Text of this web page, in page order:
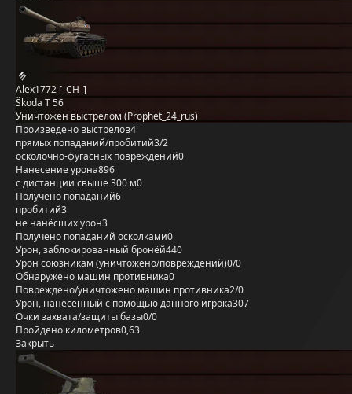
Alex1772 [_CH_]
Škoda T 56
Уничтожен выстрелом (Prophet_24_rus)
Произведено выстрелов4
прямых попаданий/пробитий3/2
осколочно-фугасных повреждений0
Нанесение урона896
с дистанции свыше 300 м0
Получено попаданий6
пробитий3
не нанёсших урон3
Получено попаданий осколками0
Урон, заблокированный бронёй440
Урон союзникам (уничтожено/повреждений)0/0
Обнаружено машин противника0
Повреждено/уничтожено машин противника2/0
Урон, нанесённый с помощью данного игрока307
Очки захвата/защиты базы0/0
Пройдено километров0,63
Закрыть